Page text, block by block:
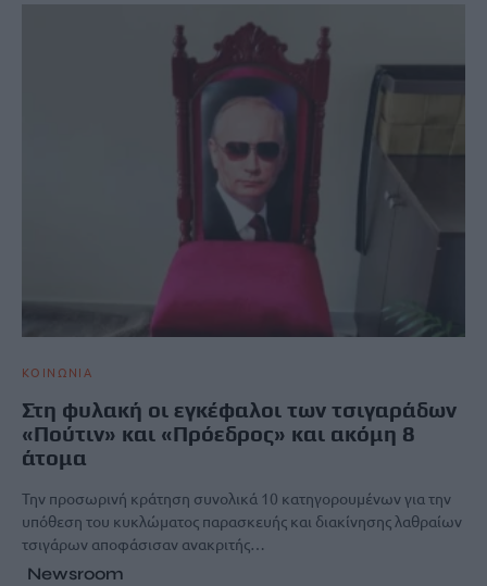
ΚΟΙΝΩΝΙΑ
Στη φυλακή οι εγκέφαλοι των τσιγαράδων
«Πούτιν» και «Πρόεδρος» και ακόμη 8
άτομα
Την προσωρινή κράτηση συνολικά 10 κατηγορουμένων για την
υπόθεση του κυκλώματος παρασκευής και διακίνησης λαθραίων
τσιγάρων αποφάσισαν ανακριτής…
Newsroom